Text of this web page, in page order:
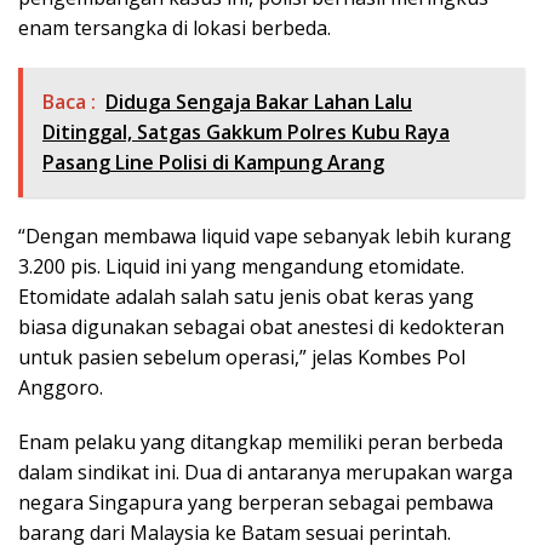
enam tersangka di lokasi berbeda.
Baca : Diduga Sengaja Bakar Lahan Lalu
Ditinggal, Satgas Gakkum Polres Kubu Raya
Pasang Line Polisi di Kampung Arang
“Dengan membawa liquid vape sebanyak lebih kurang
3.200 pis. Liquid ini yang mengandung etomidate.
Etomidate adalah salah satu jenis obat keras yang
biasa digunakan sebagai obat anestesi di kedokteran
untuk pasien sebelum operasi,” jelas Kombes Pol
Anggoro.
Enam pelaku yang ditangkap memiliki peran berbeda
dalam sindikat ini. Dua di antaranya merupakan warga
negara Singapura yang berperan sebagai pembawa
barang dari Malaysia ke Batam sesuai perintah.